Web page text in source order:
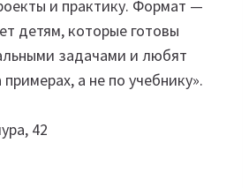
и практику. Формат —
детям, которые готовы
задачами и любят
а не по учебнику».
42